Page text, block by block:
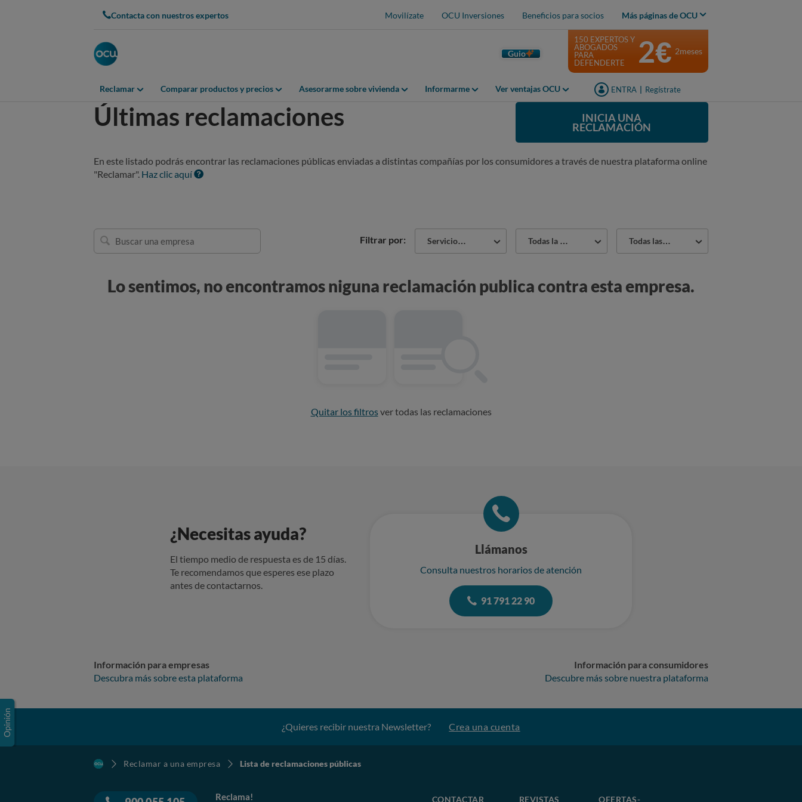
Contacta con nuestros expertos Movilízate OCU Inversiones Beneficios para socios Más páginas de OCU
Guio
Reclamar Comparar productos y precios Asesorarme sobre vivienda Informarme Ver ventajas OCU ENTRA Regístrate
150 EXPERTOS Y
ABOGADOS
PARA
DEFENDERTE
2€ 2meses
Últimas reclamaciones INICIA UNA
RECLAMACIÓN
En este listado podrás encontrar las reclamaciones públicas enviadas a distintas compañías por los consumidores a través de nuestra plataforma online
"Reclamar". Haz clic aquí
Buscar
una
Filtrar por: Servicios postales y de telecomunicaciones Todas la naturaleza de problemas Todas las reclamaciones
Lo sentimos, no encontramos niguna reclamación publica contra esta empresa.
Quitar los filtrosver todas las reclamaciones
¿Necesitas ayuda?
El tiempo medio de respuesta es de 15 días.
Te recomendamos que esperes ese plazo
antes de contactarnos.
Llámanos
Consulta nuestros horarios de atención
91 791 22 90
Información para empresas
Descubra más sobre esta plataforma
Información para consumidores
Descubre más sobre nuestra plataforma
¿Quieres recibir nuestra Newsletter? Crea una cuenta
Reclamar a una empresa Lista de reclamaciones públicas
Reclama! CONTACTAR REVISTAS OFERTAS-